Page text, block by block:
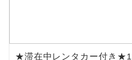
★滞在中レンタカー付き★1